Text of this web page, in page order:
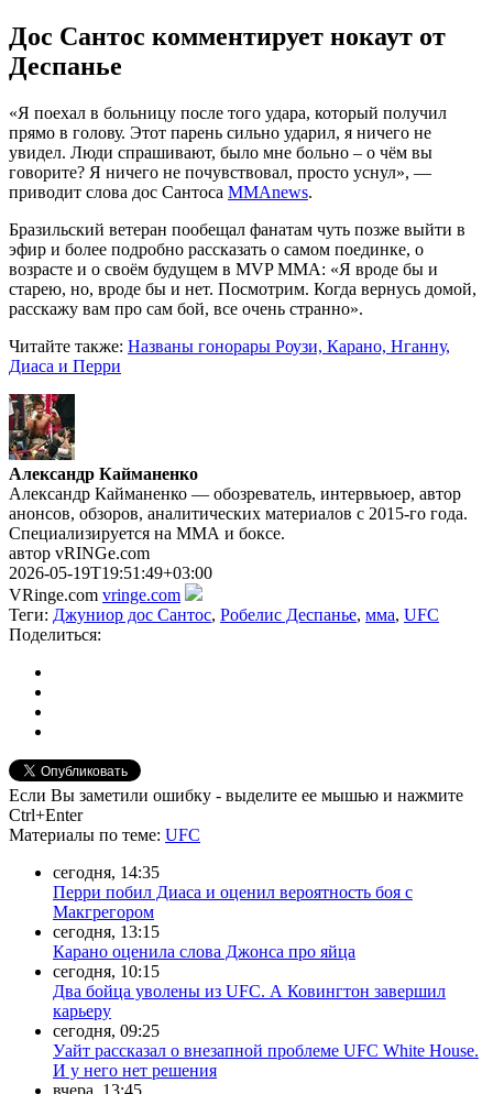
Дос Сантос комментирует нокаут от
Деспанье
«Я поехал в больницу после того удара, который получил
прямо в голову. Этот парень сильно ударил, я ничего не
увидел. Люди спрашивают, было мне больно – о чём вы
говорите? Я ничего не почувствовал, просто уснул», —
приводит слова дос Сантоса MMAnews.
Бразильский ветеран пообещал фанатам чуть позже выйти в
эфир и более подробно рассказать о самом поединке, о
возрасте и о своём будущем в МVP ММА: «Я вроде бы и
старею, но, вроде бы и нет. Посмотрим. Когда вернусь домой,
расскажу вам про сам бой, все очень странно».
Читайте также: Названы гонорары Роузи, Карано, Нганну,
Диаса и Перри
Александр Кайманенко
Александр Кайманенко — обозреватель, интервьюер, автор
анонсов, обзоров, аналитических материалов с 2015-го года.
Специализируется на ММА и боксе.
автор vRINGe.com
2026-05-19T19:51:49+03:00
VRinge.com vringe.com
Теги: Джуниор дос Сантос, Робелис Деспанье, мма, UFC
Поделиться:
Если Вы заметили ошибку - выделите ее мышью и нажмите
Ctrl+Enter
Материалы по теме: UFC
сегодня, 14:35
Перри побил Диаса и оценил вероятность боя с
Макгрегором
сегодня, 13:15
Карано оценила слова Джонса про яйца
сегодня, 10:15
Два бойца уволены из UFC. А Ковингтон завершил
карьеру
сегодня, 09:25
Уайт рассказал о внезапной проблеме UFC White House.
И у него нет решения
вчера, 13:45